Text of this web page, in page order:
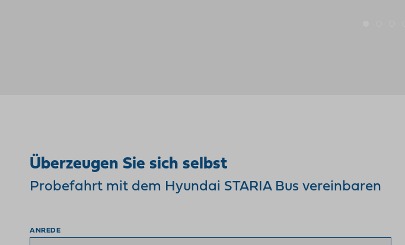
Überzeugen Sie sich selbst
Probefahrt mit dem Hyundai STARIA Bus vereinbaren
ANREDE